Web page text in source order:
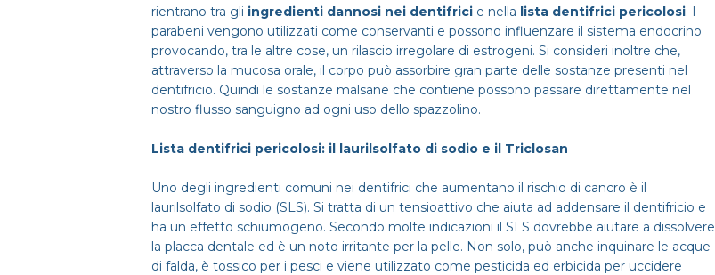
rientrano tra gli ingredienti dannosi nei dentifrici e nella lista dentifrici pericolosi. I
parabeni vengono utilizzati come conservanti e possono influenzare il sistema endocrino
provocando, tra le altre cose, un rilascio irregolare di estrogeni. Si consideri inoltre che,
attraverso la mucosa orale, il corpo può assorbire gran parte delle sostanze presenti nel
dentifricio. Quindi le sostanze malsane che contiene possono passare direttamente nel
nostro flusso sanguigno ad ogni uso dello spazzolino.
Lista dentifrici pericolosi: il laurilsolfato di sodio e il Triclosan
Uno degli ingredienti comuni nei dentifrici che aumentano il rischio di cancro è il
laurilsolfato di sodio (SLS). Si tratta di un tensioattivo che aiuta ad addensare il dentifricio e
ha un effetto schiumogeno. Secondo molte indicazioni il SLS dovrebbe aiutare a dissolvere
la placca dentale ed è un noto irritante per la pelle. Non solo, può anche inquinare le acque
di falda, è tossico per i pesci e viene utilizzato come pesticida ed erbicida per uccidere